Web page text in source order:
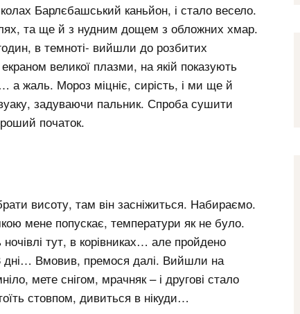
Барлєбашський каньйон, і стало весело.
та ще й з нудним дощем з обложних хмар.
в темноті- вийшли до розбитих
великої плазми, на якій показують
а жаль. Мороз міцніє, сирість, і ми ще й
задуваючи пальник. Спроба сушити
початок.
висоту, там він засніжиться. Набираємо.
мене попускає, температури як не було.
тут, в корівниках… але пройдено
Вмовив, премося далі. Вийшли на
мете снігом, мрачняк – і другові стало
стовпом, дивиться в нікуди…